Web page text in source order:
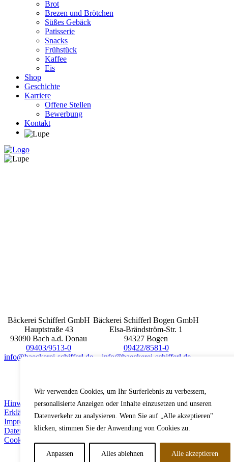
Wir verwenden Cookies, um Ihr Surferlebnis zu verbessern,
personalisierte Anzeigen oder Inhalte einzusetzen und unseren
Datenverkehr zu analysieren. Wenn Sie auf „Alle akzeptieren"
klicken, stimmen Sie der Anwendung von Cookies zu.
Anpassen Alles ablehnen Alle akzeptieren
Brot
Brezen und Brötchen
Süßes Gebäck
Patisserie
Snacks
Frühstück
Kaffee
Eis
Shop
Geschichte
Karriere
Offene Stellen
Bewerbung
Kontakt
Bäckerei Schifferl GmbH
Hauptstraße 43
93090 Bach a.d. Donau
09403/9513-0
info@baeckerei-schifferl.de
Bäckerei Schifferl Bogen GmbH
Elsa-Brändström-Str. 1
94327 Bogen
09422/8581-0
info@baeckerei-schifferl.de
Hinweisgeberschutz
Erklärung zur Barrierefreiheit
Impressum
Datenschutz
Cookies